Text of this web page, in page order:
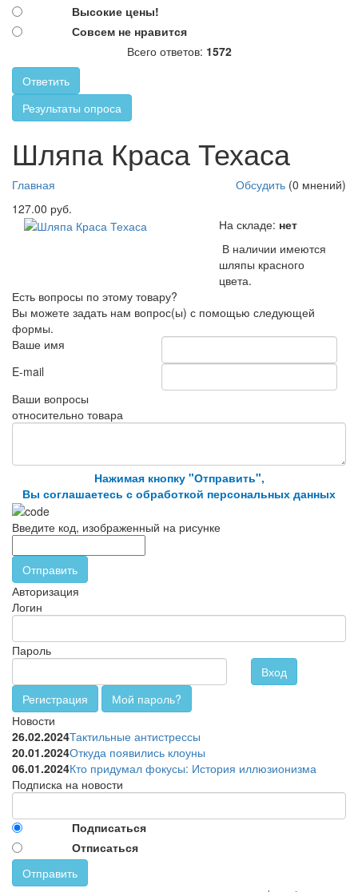
Высокие цены!
Совсем не нравится
Всего ответов: 1572
Ответить
Результаты опроса
цвета.
http://parkservis.ru/data/small/18359.jpg
http://parkservis.ru/product_3722.html
5 1 127 USD In stock
Шляпа Краса Техаса
Обсудить (0 мнений)
Главная
127.00 руб.
На складе: нет
В наличии имеются
шляпы красного
цвета.
Есть вопросы по этому товару?
Вы можете задать нам вопрос(ы) с помощью следующей
формы.
Ваше имя
E-mail
Ваши вопросы
относительно товара
Нажимая кнопку "Отправить",
Вы соглашаетесь с обработкой персональных данных
Введите код, изображенный на рисунке
Отправить
Авторизация
Логин
Пароль
Вход
Регистрация
Мой пароль?
Новости
26.02.2024Тактильные антистрессы
20.01.2024Откуда появились клоуны
06.01.2024Кто придумал фокусы: История иллюзионизма
Подписка на новости
Подписаться
Отписаться
Отправить